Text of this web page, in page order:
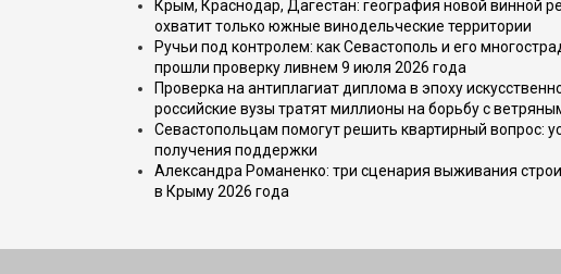
Крым, Краснодар, Дагестан: география новой винной
охватит только южные винодельческие территории
Ручьи под контролем: как Севастополь и его
прошли проверку ливнем 9 июля 2026 года
Проверка на антиплагиат диплома в эпоху
российские вузы тратят миллионы на борьбу с
Севастопольцам помогут решить квартирный вопрос:
получения поддержки
Александра Романенко: три сценария выживания
в Крыму 2026 года